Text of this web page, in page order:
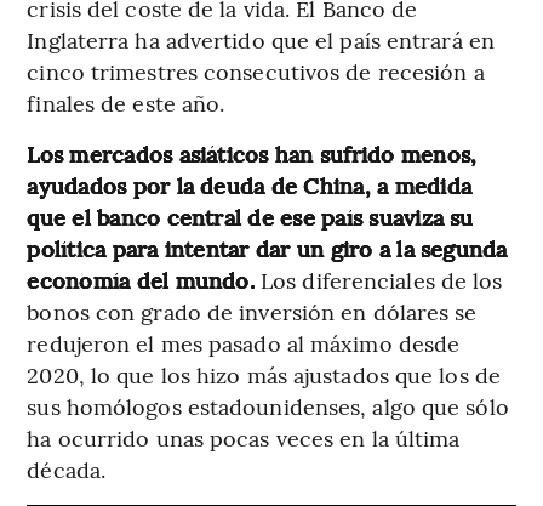
crisis del coste de la vida. El Banco de
Inglaterra ha advertido que el país entrará en
cinco trimestres consecutivos de recesión a
finales de este año.
Los mercados asiáticos han sufrido menos,
ayudados por la deuda de China, a medida
que el banco central de ese país suaviza su
política para intentar dar un giro a la segunda
economía del mundo.Los diferenciales de los
bonos con grado de inversión en dólares se
redujeron el mes pasado al máximo desde
2020, lo que los hizo más ajustados que los de
sus homólogos estadounidenses, algo que sólo
ha ocurrido unas pocas veces en la última
década.